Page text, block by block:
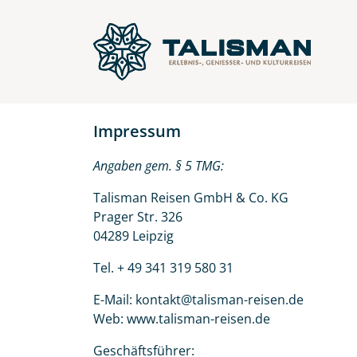
Impressum
Angaben gem. § 5 TMG:
Talisman Reisen GmbH & Co. KG
Prager Str. 326
04289 Leipzig
Tel. + 49 341 319 580 31
E-Mail: kontakt@talisman-reisen.de
Web: www.talisman-reisen.de
Geschäftsführer: